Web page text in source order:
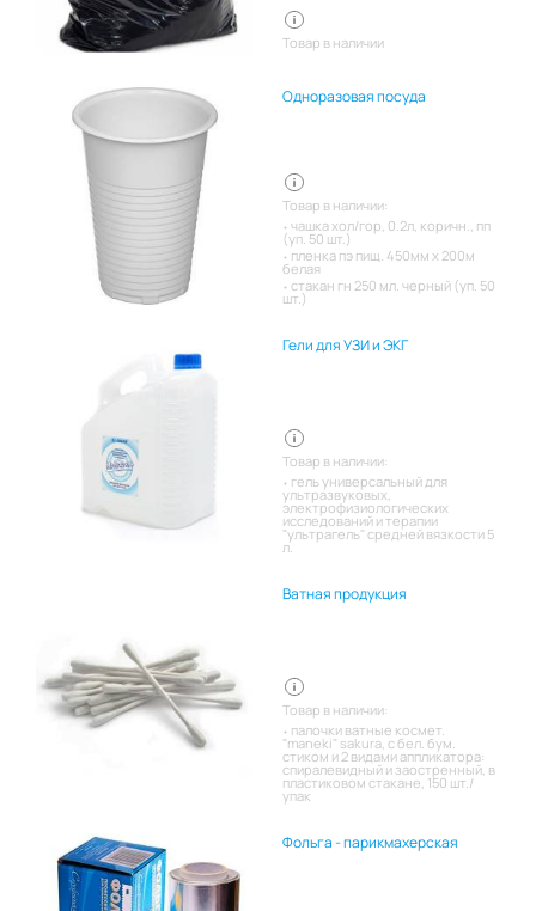
Товар в наличии
Одноразовая посуда
Товар в наличии:
чашка хол/гор, 0.2л, коричн., пп
(уп. 50 шт.)
пленка пэ пищ. 450мм х 200м
белая
стакан гн 250 мл. черный (уп. 50
шт.)
Гели для УЗИ и ЭКГ
Товар в наличии:
гель универсальный для
ультразвуковых,
электрофизиологических
исследований и терапии
"ультрагель" средней вязкости 5
л.
Ватная продукция
Товар в наличии:
палочки ватные космет.
"maneki" sakura, с бел. бум.
стиком и 2 видами аппликатора:
спиралевидный и заостренный, в
пластиковом стакане, 150 шт./
упак
Фольга - парикмахерская